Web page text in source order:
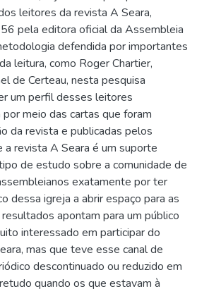
leitores da revista A Seara,
pela editora oficial da Assembleia
defendida por importantes
leitura, como Roger Chartier,
de Certeau, nesta pesquisa
um perfil desses leitores
meio das cartas que foram
da revista e publicadas pelos
revista A Seara é um suporte
de estudo sobre a comunidade de
exatamente por ter
dessa igreja a abrir espaço para as
apontam para um público
interessado em participar do
mas que teve esse canal de
descontinuado ou reduzido em
quando os que estavam à